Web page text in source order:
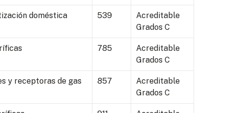
doméstica 539
Acreditable
Grados C
785
Acreditable
Grados C
y receptoras de gas 857
Acreditable
Grados C